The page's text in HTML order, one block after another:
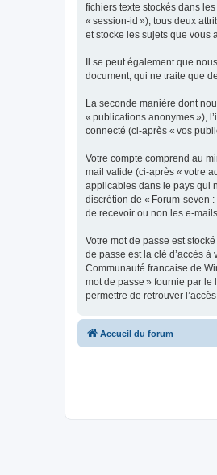
fichiers texte stockés dans
« session-id »), tous deux
et stocke les sujets que vous
Il se peut également que
document, qui ne traite que
La seconde manière dont
« publications anonymes »),
connecté (ci-après « vos
Votre compte comprend au
mail valide (ci-après « votre
applicables dans le pays qui
discrétion de « Forum-seven
de recevoir ou non les e-
Votre mot de passe est
de passe est la clé d’accès
Communauté francaise de
mot de passe » fournie par
permettre de retrouver
Accueil du forum